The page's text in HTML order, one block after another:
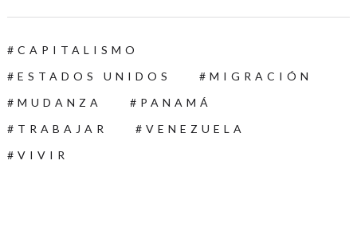
CAPITALISMO
ESTADOS UNIDOS
MIGRACIÓN
MUDANZA
PANAMÁ
TRABAJAR
VENEZUELA
VIVIR